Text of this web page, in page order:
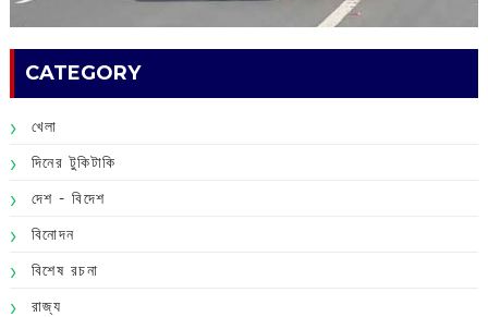
CATEGORY
খেলা
দিনের টুকিটাকি
দেশ - বিদেশ
বিনোদন
বিশেষ রচনা
রাজ্য